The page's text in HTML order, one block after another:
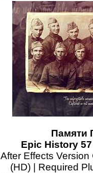
Памяти
Epic History
After Effects
(HD) | Required